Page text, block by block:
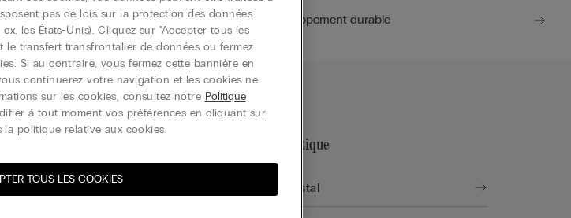
Développement durable
Trouver une boutique
pas de lois sur la protection des données
les États-Unis). Cliquez sur "Accepter tous les
le transfert transfrontalier de données ou fermez
Si au contraire, vous fermez cette bannière en
continuerez votre navigation et les cookies ne
sur les cookies, consultez notre Politique
à tout moment vos préférences en cliquant sur
la politique relative aux cookies.
TOUS LES COOKIES